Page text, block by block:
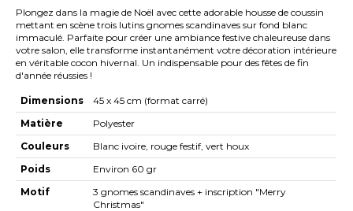
Plongez dans la magie de Noël avec cette adorable housse de coussin
mettant en scène trois lutins gnomes scandinaves sur fond blanc
immaculé. Parfaite pour créer une ambiance festive chaleureuse dans
votre salon, elle transforme instantanément votre décoration intérieure
en véritable cocon hivernal. Un indispensable pour des fêtes de fin
d'année réussies !
Dimensions
45 x 45 cm (format carré)
Matière
Polyester
Couleurs
Blanc ivoire, rouge festif, vert houx
Poids
Environ 60 gr
Motif
3 gnomes scandinaves + inscription "Merry
Christmas"